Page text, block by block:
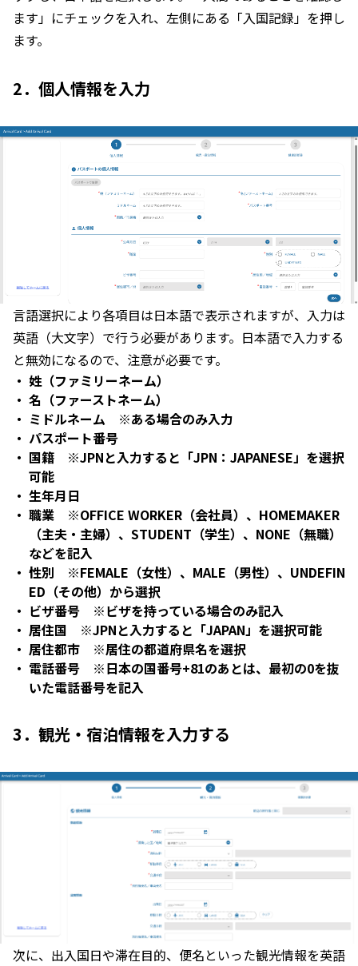
ます」にチェックを入れ、左側にある「入国記録」を押し
ます。
2．個人情報を入力
言語選択により各項目は日本語で表示されますが、入力は
英語（大文字）で行う必要があります。日本語で入力する
と無効になるので、注意が必要です。
姓（ファミリーネーム）
名（ファーストネーム）
ミドルネーム ※ある場合のみ入力
パスポート番号
国籍 ※JPNと入力すると「JPN：JAPANESE」を選択
可能
生年月日
職業 ※OFFICE WORKER（会社員）、HOMEMAKER
（主夫・主婦）、STUDENT（学生）、NONE（無職）
などを記入
性別 ※FEMALE（女性）、MALE（男性）、UNDEFIN
ED（その他）から選択
ビザ番号 ※ビザを持っている場合のみ記入
居住国 ※JPNと入力すると「JAPAN」を選択可能
居住都市 ※居住の都道府県名を選択
電話番号 ※日本の国番号+81のあとは、最初の0を抜
いた電話番号を記入
3．観光・宿泊情報を入力する
次に、出入国日や滞在目的、便名といった観光情報を英語